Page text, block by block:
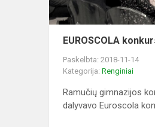
EUROSCOLA
Paskelbta: 2018-11-14
Kategorija: Renginiai
Ramučių gimnazijos
dalyvavo Euroscola